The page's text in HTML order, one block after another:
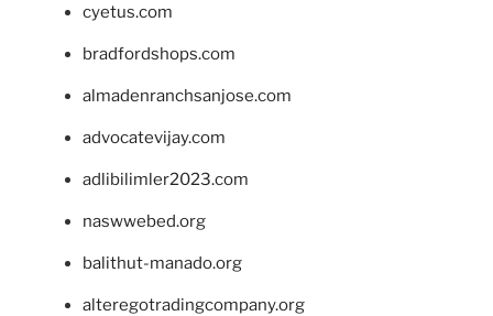
cyetus.com
bradfordshops.com
almadenranchsanjose.com
advocatevijay.com
adlibilimler2023.com
naswwebed.org
balithut-manado.org
alteregotradingcompany.org